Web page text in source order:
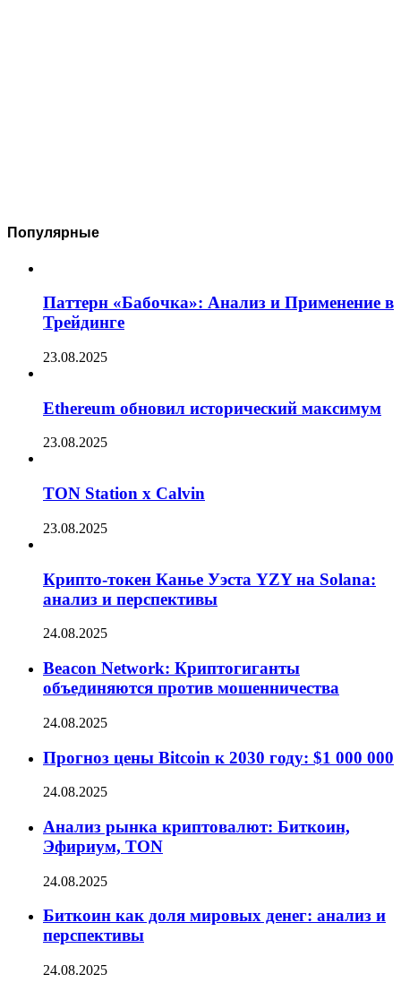
Популярные
Паттерн «Бабочка»: Анализ и Применение в
Трейдинге
23.08.2025
Ethereum обновил исторический максимум
23.08.2025
TON Station x Calvin
23.08.2025
Крипто-токен Канье Уэста YZY на Solana:
анализ и перспективы
24.08.2025
Beacon Network: Криптогиганты
объединяются против мошенничества
24.08.2025
Прогноз цены Bitcoin к 2030 году: $1 000 000
24.08.2025
Анализ рынка криптовалют: Биткоин,
Эфириум, TON
24.08.2025
Биткоин как доля мировых денег: анализ и
перспективы
24.08.2025